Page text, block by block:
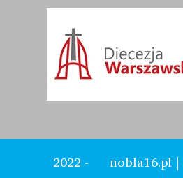
2022 - nobla16.pl |